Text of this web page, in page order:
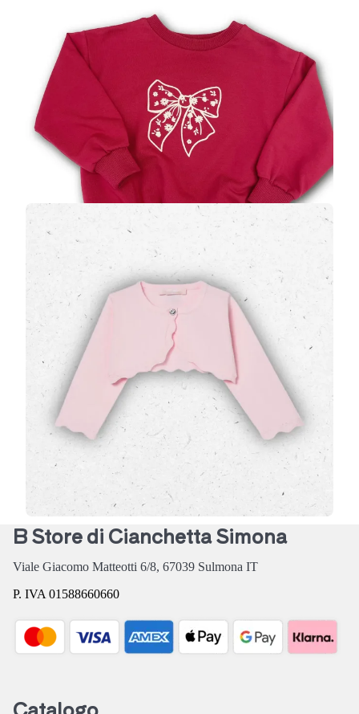
- Stampa Fiocco Floreale
(0 Valutazioni)
Maglioni e Felpe Neonata
Questa felpa girocollo Please è un capo morbido e
confortevole, perfetto per le neonate. Realizzata in cotone
(presumibilmente felpato o Fr…
44,00 €
Cardigan Neonato Liu Jo Rosa in Jersey con
Orli Ondulati e Bottone Gioiello
(0 Valutazioni)
Maglioni e Felpe Neonata
Aggiungi un tocco di raffinata tenerezza al
guardaroba della tua bimba con il
cardigan rosa
firmato Liu Jo
. Questo delicato coprispal…
45,00 €
B Store di Cianchetta Simona
Viale Giacomo Matteotti 6/8, 67039 Sulmona IT
P. IVA 01588660660